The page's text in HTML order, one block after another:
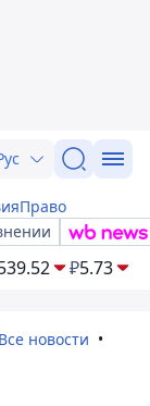
Право
₽5.73
Все новости